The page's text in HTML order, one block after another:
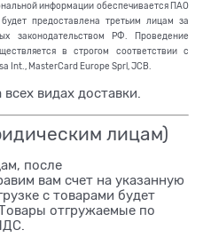
информации обеспечивается ПАО
предоставлена третьим лицам за
законодательством РФ. Проведение
в строгом соответствии с
Int., MasterCard Europe Sprl, JCB.
видах доставки.
лицам)
после
вам счет на указанную
с товарами будет
отгружаемые по